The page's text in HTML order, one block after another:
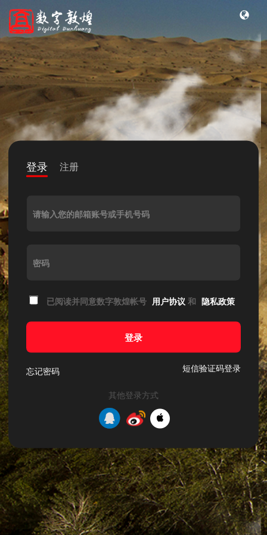
登录 注册
请输入您的邮箱账号或手机号码
密码
已阅读并同意数字敦煌帐号 用户协议 和 隐私政策
登录
忘记密码 短信验证码登录
其他登录方式